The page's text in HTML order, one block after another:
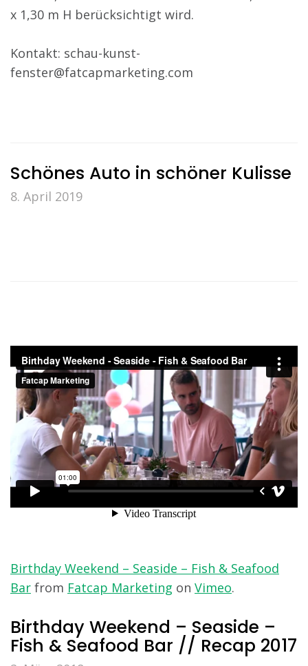
x 1,30 m H berücksichtigt wird.
Kontakt: schau-kunst-
fenster@fatcapmarketing.com
Schönes Auto in schöner Kulisse
8. April 2019
Birthday Weekend – Seaside – Fish & Seafood
Bar from Fatcap Marketing on Vimeo.
Birthday Weekend – Seaside –
Fish & Seafood Bar // Recap 2017